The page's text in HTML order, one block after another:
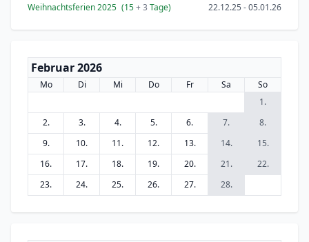
Weihnachtsferien 2025 (15+ 3 Tage) 22.12.25 - 05.01.26
Februar 2026
Mo Di Mi Do Fr Sa
So
1.
2.
3. 4. 5. 6. 7.
8.
9.
10. 11. 12. 13. 14.
15.
16.
17. 18. 19. 20. 21.
22.
23.
24. 25. 26. 27. 28.